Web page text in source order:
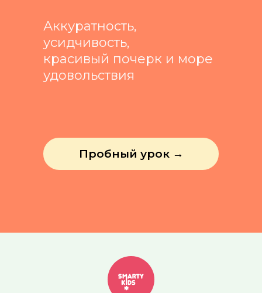
Аккуратность,
усидчивость,
красивый почерк и море
удовольствия
Пробный урок →